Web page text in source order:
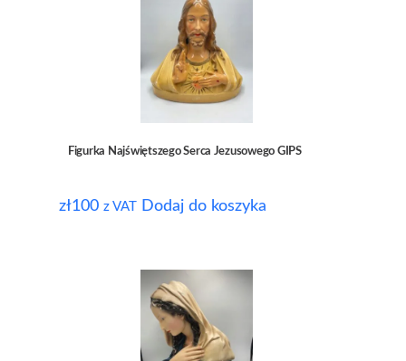
Figurka Najświętszego Serca Jezusowego GIPS
zł100 z VAT Dodaj do koszyka